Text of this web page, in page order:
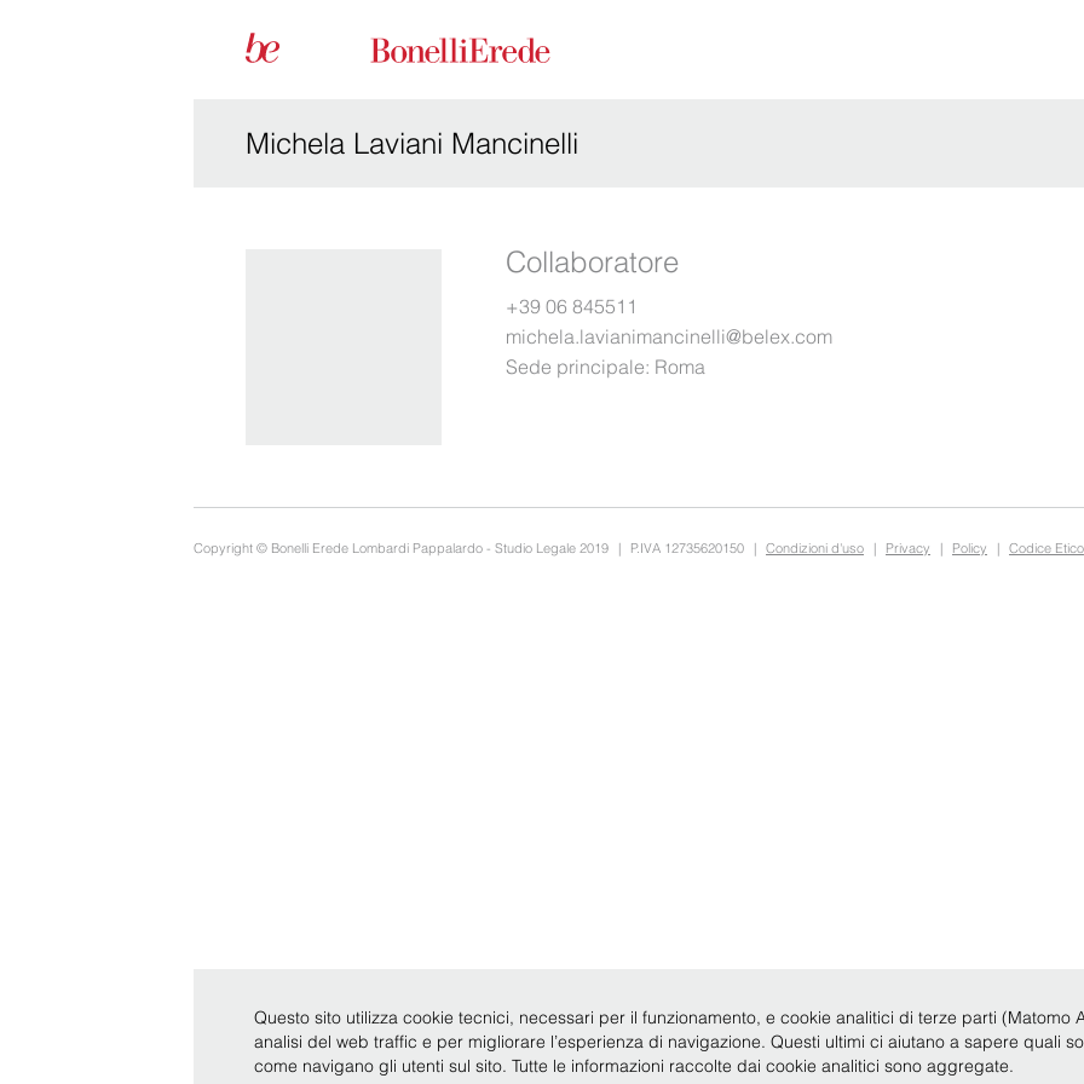
Michela Laviani Mancinelli
Collaboratore
+39 06 845511
michela.lavianimancinelli@belex.com
Sede principale: Roma
Copyright © Bonelli Erede Lombardi Pappalardo - Studio Legale 2019 | P.IVA 12735620150 | Condizioni d'uso | Privacy | Policy | Codice Etico
Questo sito utilizza cookie tecnici, necessari per il funzionamento, e cookie analitici di terze parti (Matomo
analisi del web traffic e per migliorare l’esperienza di navigazione. Questi ultimi ci aiutano a sapere quali
come navigano gli utenti sul sito. Tutte le informazioni raccolte dai cookie analitici sono aggregate.